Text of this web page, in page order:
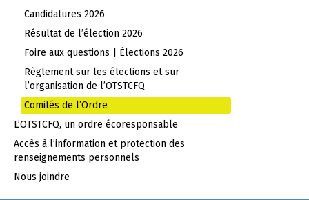
Candidatures 2026
Résultat de l’élection 2026
Foire aux questions | Élections 2026
Règlement sur les élections et sur
l’organisation de l’OTSTCFQ
Comités de l’Ordre
L’OTSTCFQ, un ordre écoresponsable
Accès à l’information et protection des
renseignements personnels
Nous joindre